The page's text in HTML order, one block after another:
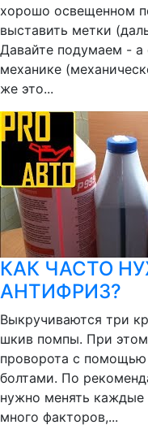
хорошо освещенном
выставить метки
Давайте подумаем - а
механике
же это...
КАК ЧАСТО
АНТИФРИЗ?
Выкручиваются три
шкив помпы. При
проворота с помощью
болтами. По
нужно менять каждые
много факторов,...